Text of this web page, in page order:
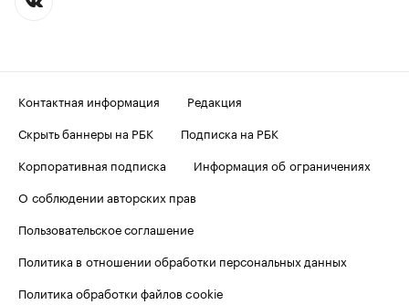
Контактная информация
Редакция
Скрыть баннеры на РБК
Подписка на РБК
Корпоративная подписка
Информация об ограничениях
О соблюдении авторских прав
Пользовательское соглашение
Политика в отношении обработки персональных данных
Политика обработки файлов cookie